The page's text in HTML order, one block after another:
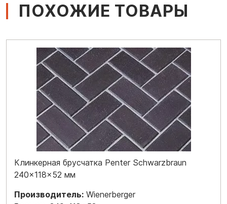
ПОХОЖИЕ ТОВАРЫ
Клинкерная брусчатка Penter Schwarzbraun
240x118x52 мм
Производитель: Wienerberger